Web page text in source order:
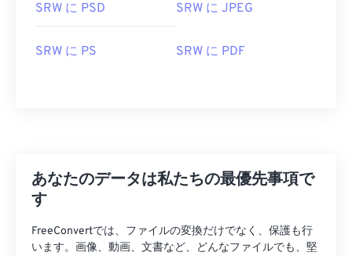
Zoner Photo Studio
ArcSoft PhotoStudio
ビューアです。
SRW に PSD SRW に JPEG
SRW に PS SRW に PDF
あなたのデータは私たちの最優先事項で
す
FreeConvertでは、ファイルの変換だけでなく、保護も行
います。画像、動画、文書など、どんなファイルでも、堅